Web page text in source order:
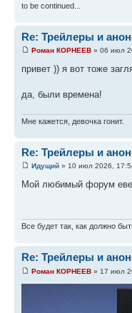
to be continued...
Re: Трейлеры и
Роман КОРНЕЕВ » 06 июл
привет )) я вот тоже
да, были времена!
Мне кажется, девочка гонит.
Re: Трейлеры и
Идущий » 10 июл 2026,
Мой любимый форум
Все будет так, как должно
Re: Трейлеры и
Роман КОРНЕЕВ » 17 июл